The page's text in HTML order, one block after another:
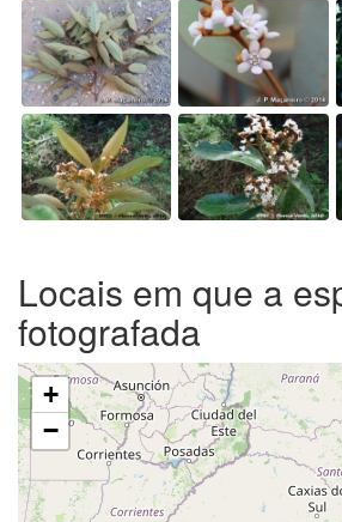
Locais em que a
fotografada
+
−